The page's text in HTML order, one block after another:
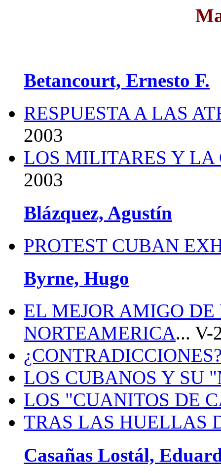
Betancourt, Ernesto F.
RESPUESTA A LAS
2003
LOS MILITARES Y
2003
Blázquez, Agustín
PROTEST CUBAN
Byrne, Hugo
EL MEJOR AMIGO
NORTEAMERICA... V-
LOS CUBANOS Y SU
LOS "CUANITOS DE
TRAS LAS HUELLAS
Casañas Lostál,